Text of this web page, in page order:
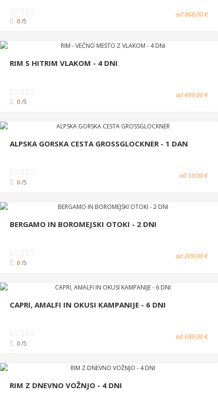
0/5
od 868,00 €
RIM S HITRIM VLAKOM - 4 DNI
0/5
od 499,00 €
ALPSKA GORSKA CESTA GROSSGLOCKNER - 1 DAN
0/5
od 59,00 €
BERGAMO IN BOROMEJSKI OTOKI - 2 DNI
0/5
od 209,00 €
CAPRI, AMALFI IN OKUSI KAMPANIJE - 6 DNI
0/5
od 699,00 €
RIM Z DNEVNO VOŽNJO - 4 DNI